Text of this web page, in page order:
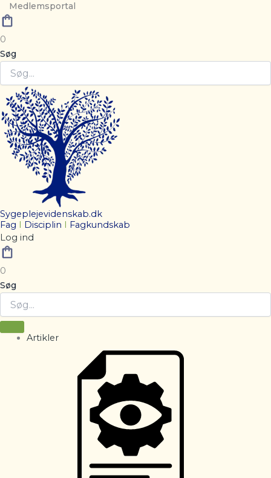
Medlemsportal
0
Søg
Sygeplejevidenskab.dk
Fag
Disciplin
Fagkundskab
Log ind
0
Søg
Artikler